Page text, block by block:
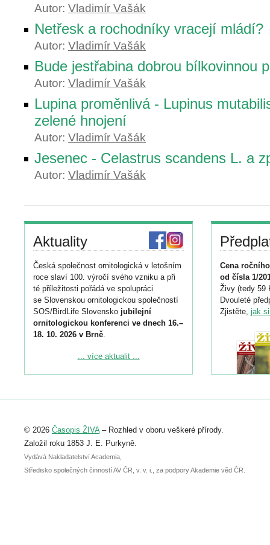
Autor: Vladimír Vašák
Netřesk a rochodníky vracejí mládí?
Autor: Vladimír Vašák
Bude jestřabina dobrou bílkovinnou
Autor: Vladimír Vašák
Lupina proměnlivá - Lupinus
zelené hnojení
Autor: Vladimír Vašák
Jesenec - Celastrus scandens L. a
Autor: Vladimír Vašák
Aktuality
Česká společnost ornitologická v letošním
roce slaví 100. výročí svého vzniku a při
té příležitosti pořádá ve spolupráci
se Slovenskou ornitologickou společností
SOS/BirdLife Slovensko jubilejní
ornitologickou konferenci ve dnech 16.–
18. 10. 2026 v Brně.
Podrobnější informace ke konferenci
Registrovat se můžete do 6. září.
abstraktu přihlášené přednášky nebo
posteru je už 30. června.
... více aktualit ...
Cena
od čísla 1/
Živy (tedy 59
Dvouleté
Zjistěte, jak
© 2026 Časopis ŽIVA– Rozhled v oboru veškeré přírody.
Založil roku 1853 J. E. Purkyně.
Vydává Nakladatelství Academia,
Středisko společných činností AV ČR, v. v. i., za podpory Akademie věd ČR.